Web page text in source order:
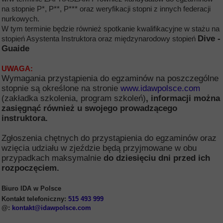
na stopnie P*, P**, P*** oraz weryfikacji stopni z innych federacji
nurkowych.
W tym terminie będzie również spotkanie kwalifikacyjne w stażu na
stopień Asystenta Instruktora oraz międzynarodowy stopień Dive -
Guaide
UWAGA:
Wymagania przystąpienia do egzaminów na poszczególne
stopnie są określone na stronie www.idawpolsce.com
(zakładka szkolenia, program szkoleń), informacji można
zasięgnąć również u swojego prowadzącego
instruktora.
Zgłoszenia chętnych do przystąpienia do egzaminów oraz
wzięcia udziału w zjeździe będą przyjmowane w obu
przypadkach maksymalnie do dziesięciu dni przed ich
rozpoczęciem.
Biuro IDA w Polsce
Kontakt telefoniczny: 515 493 999
@: kontakt@idawpolsce.com